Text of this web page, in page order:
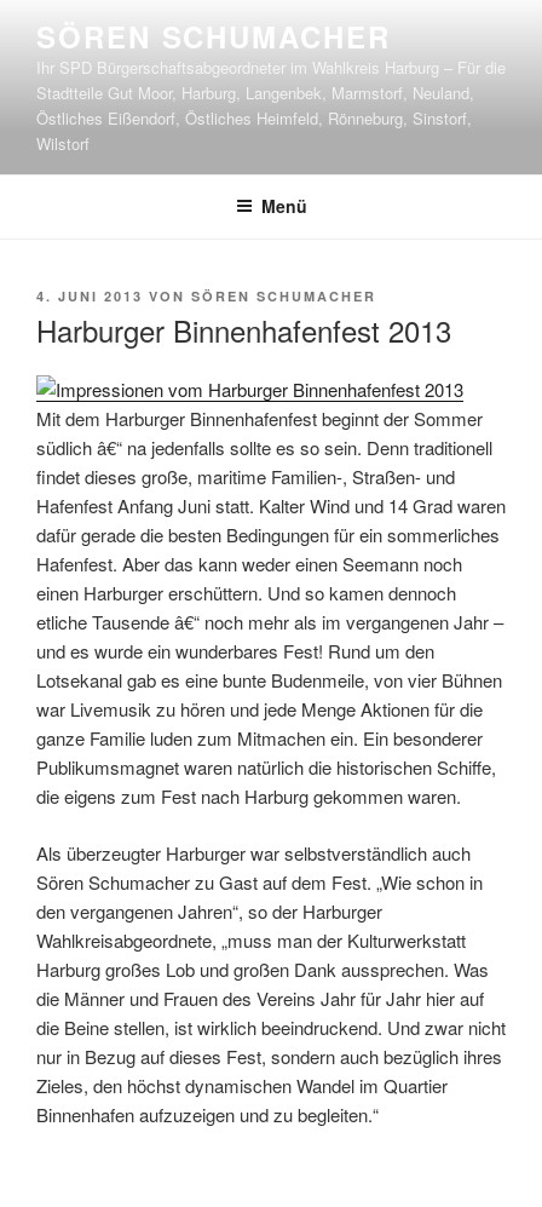
Inhalt
springen
SÖREN SCHUMACHER
Ihr SPD Bürgerschaftsabgeordneter im Wahlkreis Harburg – Für die
Stadtteile Gut Moor, Harburg, Langenbek, Marmstorf, Neuland,
Östliches Eißendorf, Östliches Heimfeld, Rönneburg, Sinstorf,
Wilstorf
Menü
VERÖFFENTLICHT
4. JUNI 2013 VON SÖREN SCHUMACHER
Harburger Binnenhafenfest 2013
Mit dem Harburger Binnenhafenfest beginnt der Sommer
südlich â€“ na jedenfalls sollte es so sein. Denn traditionell
findet dieses große, maritime Familien-, Straßen- und
Hafenfest Anfang Juni statt. Kalter Wind und 14 Grad waren
dafür gerade die besten Bedingungen für ein sommerliches
Hafenfest. Aber das kann weder einen Seemann noch
einen Harburger erschüttern. Und so kamen dennoch
etliche Tausende â€“ noch mehr als im vergangenen Jahr –
und es wurde ein wunderbares Fest! Rund um den
Lotsekanal gab es eine bunte Budenmeile, von vier Bühnen
war Livemusik zu hören und jede Menge Aktionen für die
ganze Familie luden zum Mitmachen ein. Ein besonderer
Publikumsmagnet waren natürlich die historischen Schiffe,
die eigens zum Fest nach Harburg gekommen waren.
Als überzeugter Harburger war selbstverständlich auch
Sören Schumacher zu Gast auf dem Fest. „Wie schon in
den vergangenen Jahren“, so der Harburger
Wahlkreisabgeordnete, „muss man der Kulturwerkstatt
Harburg großes Lob und großen Dank aussprechen. Was
die Männer und Frauen des Vereins Jahr für Jahr hier auf
die Beine stellen, ist wirklich beeindruckend. Und zwar nicht
nur in Bezug auf dieses Fest, sondern auch bezüglich ihres
Zieles, den höchst dynamischen Wandel im Quartier
Binnenhafen aufzuzeigen und zu begleiten.“